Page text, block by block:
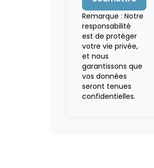
Remarque : Notre
responsabilité
est de protéger
votre vie privée,
et nous
garantissons que
vos données
seront tenues
confidentielles.